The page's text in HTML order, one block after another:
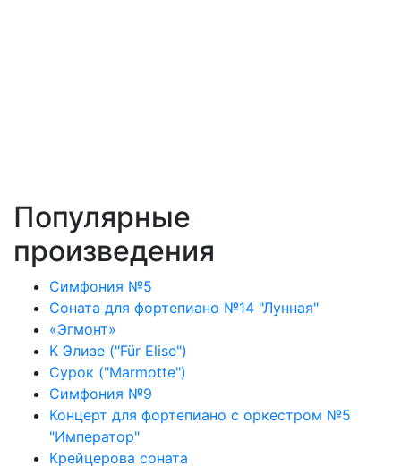
Популярные
произведения
Симфония №5
Соната для фортепиано №14 "Лунная"
«Эгмонт»
К Элизе ("Für Elise")
Сурок ("Marmotte")
Симфония №9
Концерт для фортепиано с оркестром №5
"Император"
Крейцерова соната